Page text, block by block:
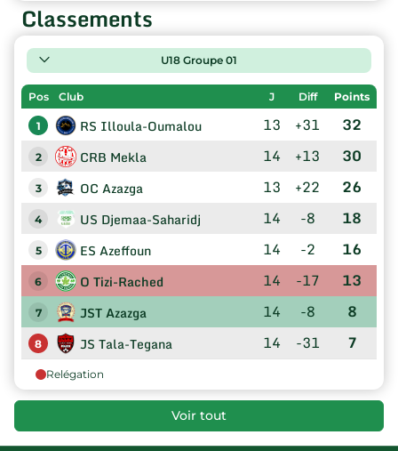
Classements
U18 Groupe 01
Pos Club J Diff Points
1 RS Illoula-Oumalou 13 +31 32
2 CRB Mekla 14 +13 30
3 OC Azazga 13 +22 26
4 US Djemaa-Saharidj 14 -8 18
5 ES Azeffoun 14 -2 16
6 O Tizi-Rached 14 -17 13
7 JST Azazga 14 -8 8
8 JS Tala-Tegana 14 -31 7
Relégation
Voir tout